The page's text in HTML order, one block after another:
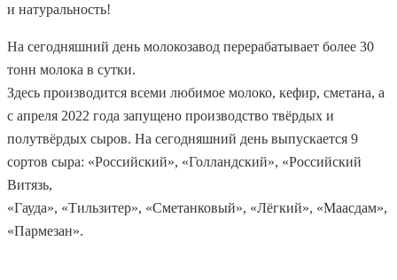
и натуральность!
На сегодняшний день молокозавод перерабатывает более 30
тонн молока в сутки.
Здесь производится всеми любимое молоко, кефир, сметана, а
с апреля 2022 года запущено производство твёрдых и
полутвёрдых сыров. На сегодняшний день выпускается 9
сортов сыра: «Российский», «Голландский», «Российский
Витязь,
«Гауда», «Тильзитер», «Сметанковый», «Лёгкий», «Маасдам»,
«Пармезан».